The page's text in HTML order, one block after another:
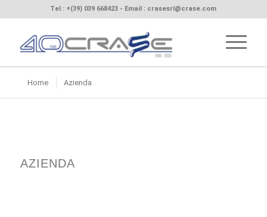
Tel : +(39) 039 668423 - Email : crasesrl@crase.com
Home Azienda
AZIENDA